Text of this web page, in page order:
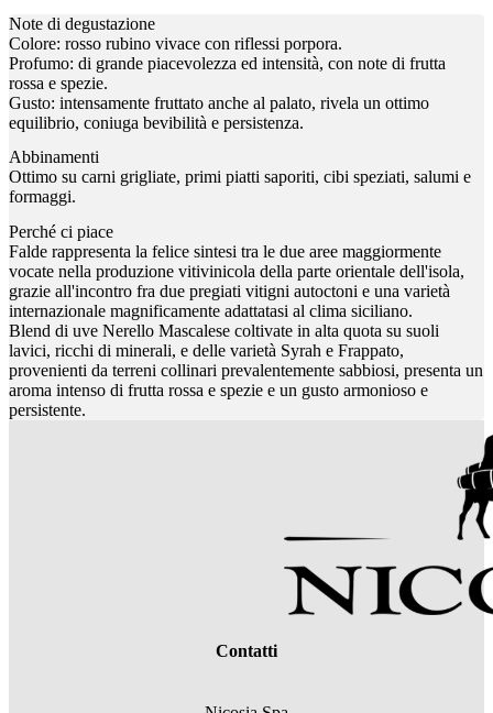
Note di degustazione
Colore: rosso rubino vivace con riflessi porpora.
Profumo: di grande piacevolezza ed intensità, con note di frutta
rossa e spezie.
Gusto: intensamente fruttato anche al palato, rivela un ottimo
equilibrio, coniuga bevibilità e persistenza.
Abbinamenti
Ottimo su carni grigliate, primi piatti saporiti, cibi speziati, salumi e
formaggi.
Perché ci piace
Falde rappresenta la felice sintesi tra le due aree maggiormente
vocate nella produzione vitivinicola della parte orientale dell'isola,
grazie all'incontro fra due pregiati vitigni autoctoni e una varietà
internazionale magnificamente adattatasi al clima siciliano.
Blend di uve Nerello Mascalese coltivate in alta quota su suoli
lavici, ricchi di minerali, e delle varietà Syrah e Frappato,
provenienti da terreni collinari prevalentemente sabbiosi, presenta un
aroma intenso di frutta rossa e spezie e un gusto armonioso e
persistente.
Contatti